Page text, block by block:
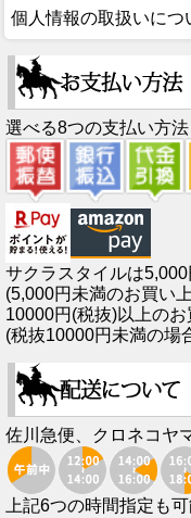
個人情報の取扱いにつ
選べる8つの支払い方法
サクラスタイルは
(5,000円未満のお買い
10000円(税抜)以上の
(税抜10000円未満の場
佐川急便、クロネコヤ
上記6つの時間指定も可